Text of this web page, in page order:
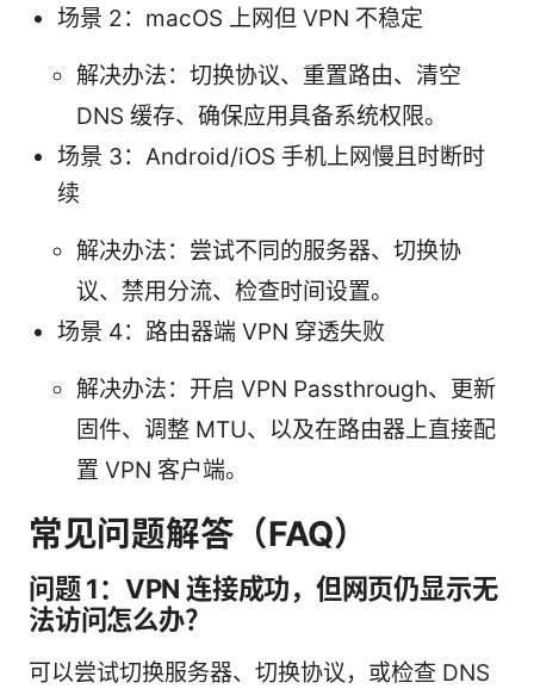
场景 2：macOS 上网但 VPN 不稳定
解决办法：切换协议、重置路由、清空
DNS 缓存、确保应用具备系统权限。
场景 3：Android/iOS 手机上网慢且时断时
续
解决办法：尝试不同的服务器、切换协
议、禁用分流、检查时间设置。
场景 4：路由器端 VPN 穿透失败
解决办法：开启 VPN Passthrough、更新
固件、调整 MTU、以及在路由器上直接配
置 VPN 客户端。
常见问题解答（FAQ）
问题 1：VPN 连接成功，但网页仍显示无
法访问怎么办？
可以尝试切换服务器、切换协议，或检查 DNS